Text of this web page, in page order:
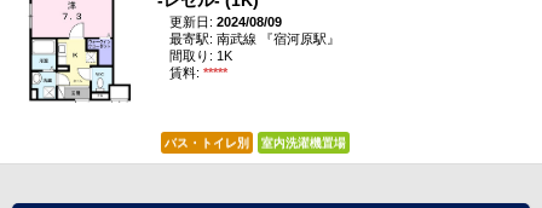
更新日: 2024/08/09
最寄駅: 南武線 『宿河原駅』
間取り: 1K
賃料: *****
バス・トイレ別 室内洗濯機置場